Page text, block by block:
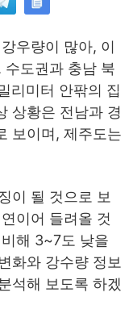
우량이 많아, 이
수도권과 충남 북
리미터 안팎의 집
상황은 전남과 경
보이며, 제주도는
이 될 것으로 보
이어 들려올 것
해 3~7도 낮을
화와 강수량 정보
석해 보도록 하겠